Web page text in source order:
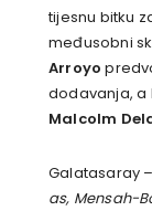
tijesnu bitku
međusobni
Arroyo
dodavanja, a
Malcolm
Galatasaray
as, Mensah-